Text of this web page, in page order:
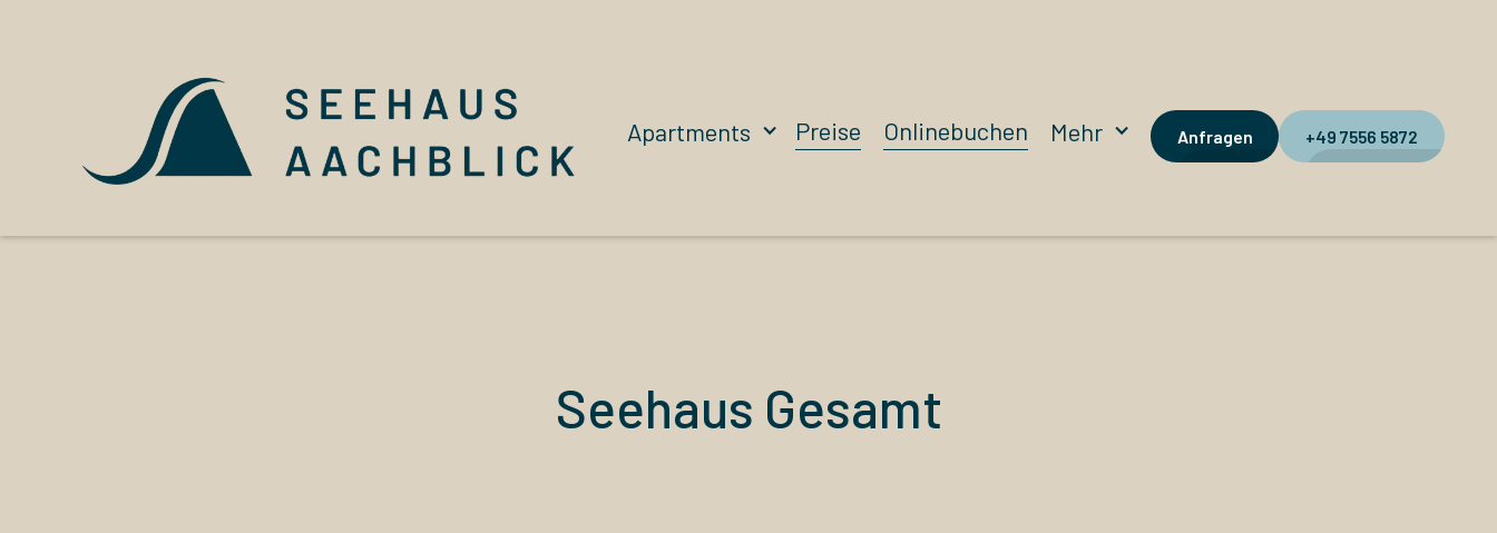
Apartments Preise Onlinebuchen Mehr Anfragen +49 7556 5872
Seehaus Gesamt